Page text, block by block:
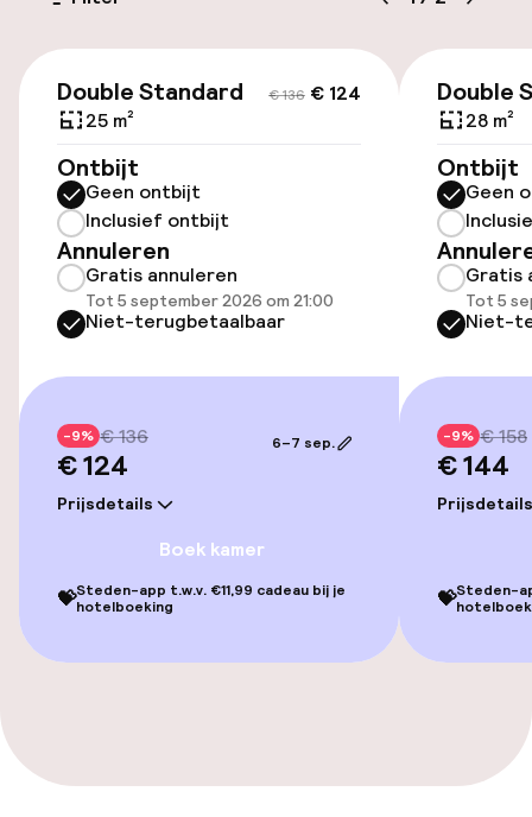
Toegankelijkheid
Overal rolstoeltoegankelijk
Entertainment
Gratis wifi
Eet- en drinkgelegenheden
Restaurant
Bar
Zakelijke faciliteiten
€ 136 € 124
Double Standard
25 m²
Ontbijt
Geen ontbijt
Inclusief ontbijt
Annuleren
Gratis annuleren
Tot 5 september 2026 om 21:00
Niet-terugbetaalbaar
-9% € 136
€ 124
Prijsdetails
6–7 sep.
Boek kamer
💝Steden-app t.w.v. €11,99 cadeau bij je
hotelboeking
Double
28 m²
Ontbijt
Geen
Gratis
Tot 5
Niet-
-9% € 158
€ 144
Prijsdetails
💝Steden-